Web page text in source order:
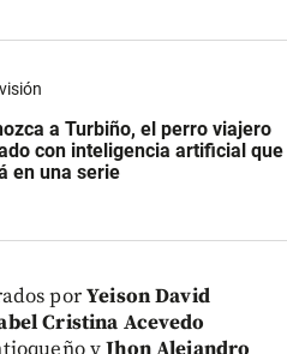
a Turbiño, el perro viajero
con inteligencia artificial que
en una serie
porYeison David
Cristina Acevedo